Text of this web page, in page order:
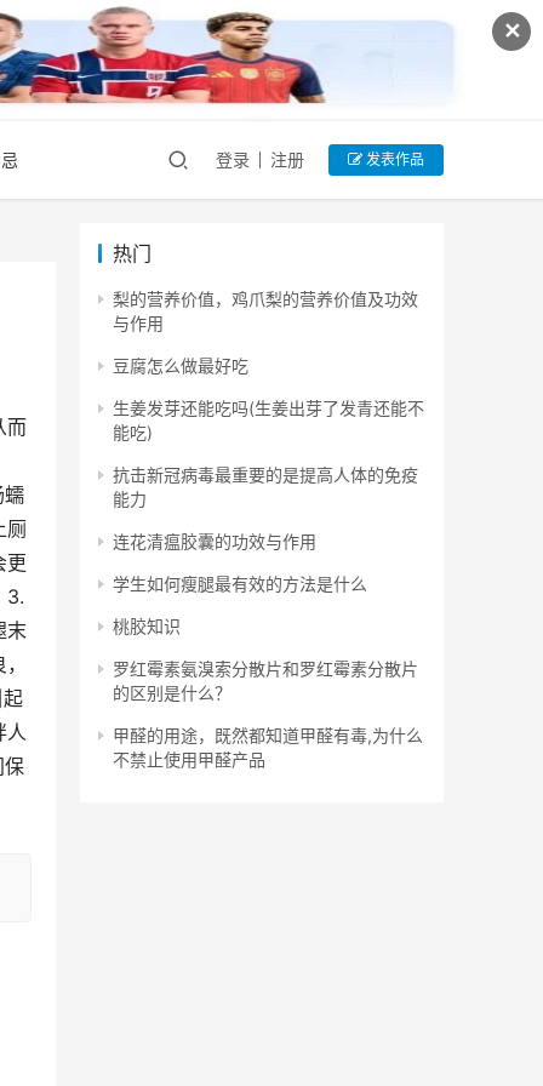
✕
登录 注册 发表作品
而
蠕
厕
更
3.
末
人
保
热门
梨的营养价值，鸡爪梨的营养价值及功效
与作用
豆腐怎么做最好吃
生姜发芽还能吃吗(生姜出芽了发青还能不
能吃)
抗击新冠病毒最重要的是提高人体的免疫
能力
连花清瘟胶囊的功效与作用
学生如何瘦腿最有效的方法是什么
桃胶知识
罗红霉素氨溴索分散片和罗红霉素分散片
的区别是什么？
甲醛的用途，既然都知道甲醛有毒,为什么
不禁止使用甲醛产品